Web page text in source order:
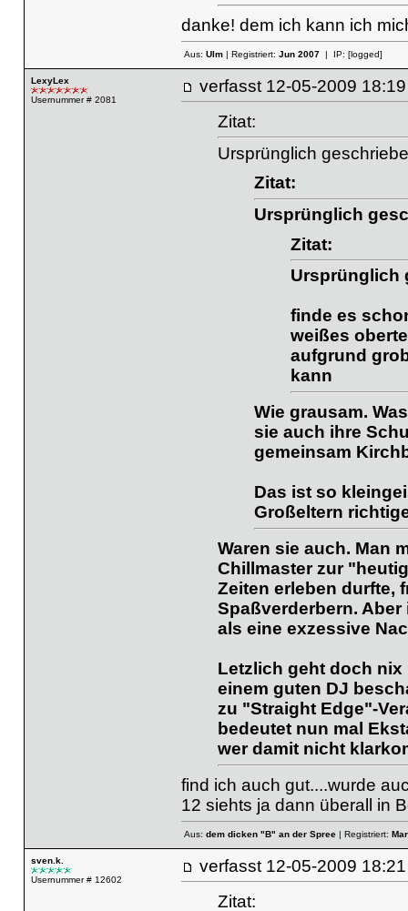
danke! dem ich kann ich
Aus: Ulm| Registriert: Jun 2007| IP: [logged]
LexyLex
Usernummer # 2081
verfasst 12-05-2009
Zitat:
Ursprünglich
Zitat:
Ursprünglich
Zitat:
Ursprünglich
finde es
weißes
aufgrund
kann
Wie grausam.
sie auch ihre
gemeinsam
Das ist so
Großeltern
Waren sie auch. Man
Chillmaster zur
Zeiten erleben durfte,
Spaßverderbern.
als eine exzessive
Letzlich geht doch
einem guten DJ
zu "Straight Edge"-
bedeutet nun mal
wer damit nicht
find ich auch gut....wurde
12 siehts ja dann überall in
Aus: dem dicken "B" an der Spree| Registriert:
sven.k.
Usernummer # 12602
verfasst 12-05-2009
Zitat: